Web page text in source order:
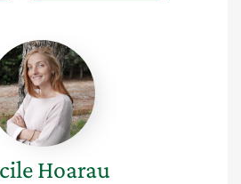
Lucile
Hoarau
Hoarau